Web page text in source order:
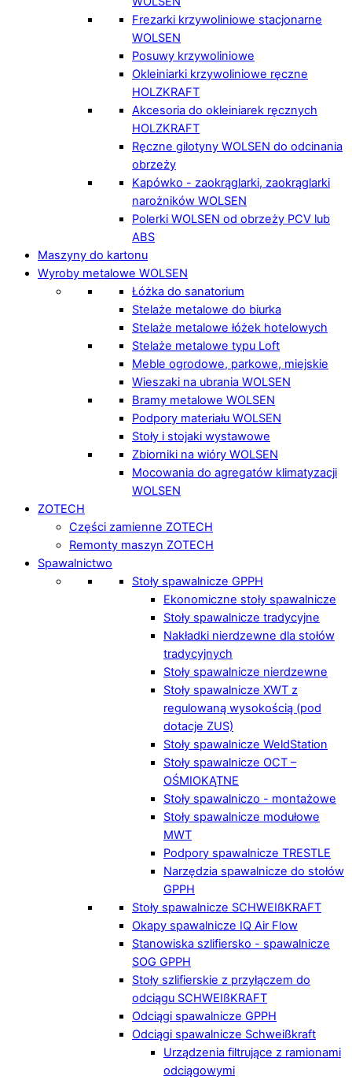
Frezarki krzywoliniowe stacjonarne
WOLSEN
Posuwy krzywoliniowe
Okleiniarki krzywoliniowe ręczne
HOLZKRAFT
Akcesoria do okleiniarek ręcznych
HOLZKRAFT
Ręczne gilotyny WOLSEN do odcinania
obrzeży
Kapówko - zaokrąglarki, zaokrąglarki
narożników WOLSEN
Polerki WOLSEN od obrzeży PCV lub
ABS
Maszyny do kartonu
Wyroby metalowe WOLSEN
Łóżka do sanatorium
Stelaże metalowe do biurka
Stelaże metalowe łóżek hotelowych
Stelaże metalowe typu Loft
Meble ogrodowe, parkowe, miejskie
Wieszaki na ubrania WOLSEN
Bramy metalowe WOLSEN
Podpory materiału WOLSEN
Stoły i stojaki wystawowe
Zbiorniki na wióry WOLSEN
Mocowania do agregatów klimatyzacji
WOLSEN
ZOTECH
Części zamienne ZOTECH
Remonty maszyn ZOTECH
Spawalnictwo
Stoły spawalnicze GPPH
Ekonomiczne stoły spawalnicze
Stoły spawalnicze tradycyjne
Nakładki nierdzewne dla stołów
tradycyjnych
Stoły spawalnicze nierdzewne
Stoły spawalnicze XWT z
regulowaną wysokością (pod
dotacje ZUS)
Stoły spawalnicze WeldStation
Stoły spawalnicze OCT –
OŚMIOKĄTNE
Stoły spawalniczo - montażowe
Stoły spawalnicze modułowe
MWT
Podpory spawalnicze TRESTLE
Narzędzia spawalnicze do stołów
GPPH
Stoły spawalnicze SCHWEIßKRAFT
Okapy spawalnicze IQ Air Flow
Stanowiska szlifiersko - spawalnicze
SOG GPPH
Stoły szlifierskie z przyłączem do
odciągu SCHWEIßKRAFT
Odciągi spawalnicze GPPH
Odciągi spawalnicze Schweißkraft
Urządzenia filtrujące z ramionami
odciągowymi